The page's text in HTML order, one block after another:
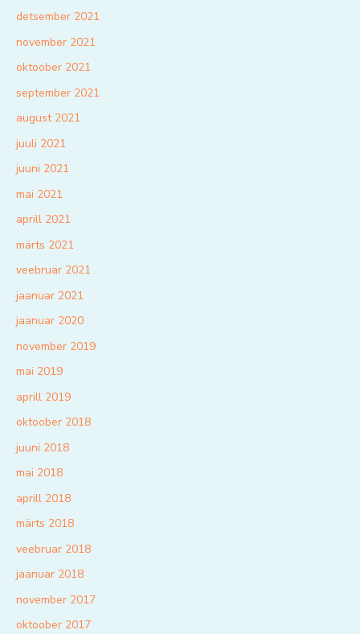
detsember 2021
november 2021
oktoober 2021
september 2021
august 2021
juuli 2021
juuni 2021
mai 2021
aprill 2021
märts 2021
veebruar 2021
jaanuar 2021
jaanuar 2020
november 2019
mai 2019
aprill 2019
oktoober 2018
juuni 2018
mai 2018
aprill 2018
märts 2018
veebruar 2018
jaanuar 2018
november 2017
oktoober 2017